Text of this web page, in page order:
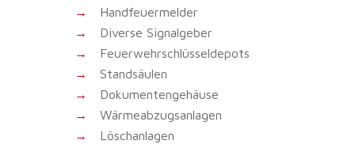
Handfeuermelder
Diverse Signalgeber
Feuerwehrschlüsseldepots
Standsäulen
Dokumentengehäuse
Wärmeabzugsanlagen
Löschanlagen